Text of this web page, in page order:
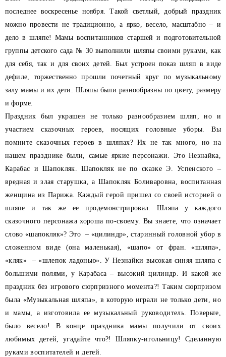
последнее воскресенье ноября. Такой светлый, добрый праздник
можно провести не традиционно, а ярко, весело, масштабно – и
дело в шляпе! Мамы воспитанников старшей и подготовительной
группы детского сада № 30 выполнили шляпы своими руками, как
для себя, так и для своих детей. Был устроен показ шляп в виде
дефиле, торжественно прошли почетный круг по музыкальному
залу мамы и их дети. Шляпы были разнообразны по цвету, размеру
и форме.
Праздник был украшен не только разнообразием шляп, но и
участием сказочных героев, носящих головные уборы. Вы
помните сказочных героев в шляпах? Их не так много, но на
нашем празднике были, самые яркие персонажи. Это Незнайка,
Карабас и Шапокляк. Шапокляк не по сказке Э. Успенского –
вредная и злая старушка, а Шапокляк Боливаровна, воспитанная
женщина из Парижа. Каждый герой пришел со своей историей о
шляпе и так же ее продемонстрировал. Шляпа у каждого
сказочного персонажа хороша по-своему. Вы знаете, что означает
слово «шапокляк»? Это – «цилиндр», старинный головной убор в
сложенном виде (она маленькая), «шапо» от фран. «шляпа»,
«кляк» – «шлепок ладонью». У Незнайки высокая синяя шляпа с
большими полями, у Карабаса – высокий цилиндр. И какой же
праздник без игрового сюрпризного момента?! Таким сюрпризом
была «Музыкальная шляпа», в которую играли не только дети, но
и мамы, а изготовила ее музыкальный руководитель. Поверьте,
было весело! В конце праздника мамы получили от своих
любимых детей, угадайте что?! Шляпку-игольницу! Сделанную
руками воспитателей и детей.